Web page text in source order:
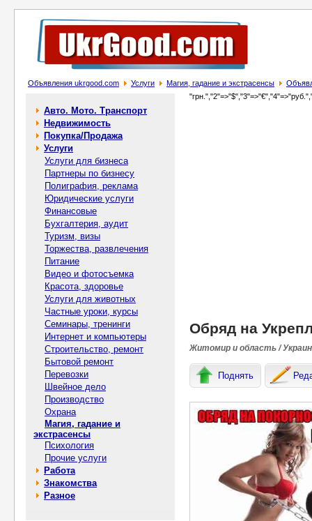
Объявления ukrgood.com Услуги Магия, гадание и экстрасенсы
Авто. Мото. Транспорт
Недвижимость
Покупка/Продажа
Услуги
Услуги для бизнеса
Партнеры по бизнесу
Полиграфия, реклама
Юридические услуги
Финансовые
Бухгалтерия, аудит
Туризм, визы
Торжества, развлечения
Питание
Видео и фотосъемка
Красота, здоровье
Услуги для животных
Частные уроки, курсы
Семинары, тренинги
Интернет и компьютеры
Строительство, ремонт
Бытовой ремонт
Перевозки
Швейное дело
Производство
Охрана
Магия, гадание и
экстрасенсы
Психология
Прочие услуги
Работа
Знакомства
Разное
Обряд на
Житомир и область /
Поднять